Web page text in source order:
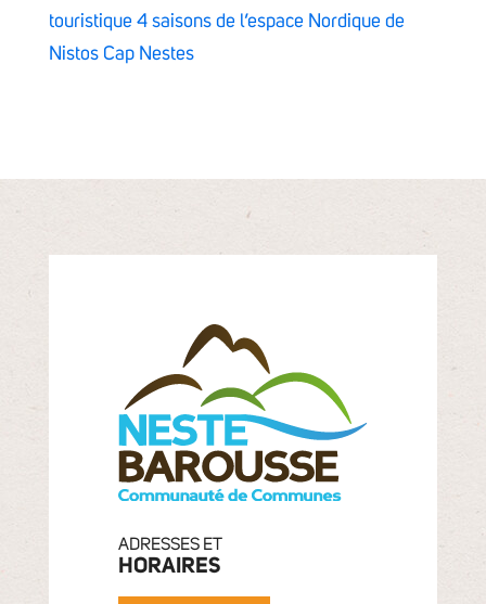
touristique 4 saisons de l’espace Nordique de
Nistos Cap Nestes
ADRESSES ET
HORAIRES